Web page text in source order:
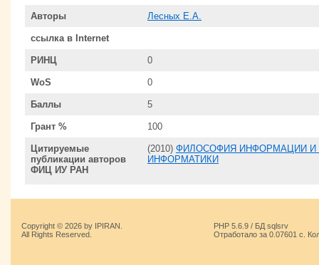
Авторы Лесных Е.А.
ссылка в Internet
РИНЦ 0
WoS 0
Баллы 5
Грант % 100
Цитируемые
публикации авторов
ФИЦ ИУ РАН
(2010) ФИЛОСОФИЯ ИНФОРМАЦИИ
ИНФОРМАТИКИ
Copyright © 2026 by IPIRAN.
All Rights Reserved.
PHP 5.6.9 / БД sqlsrv
Отработало за 0.07601 с.